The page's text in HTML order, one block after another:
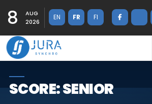
8
AUG
2026
EN FR FI
SCORE: SENIOR